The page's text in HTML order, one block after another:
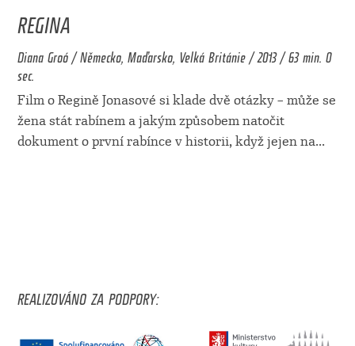
REGINA
Diana Groó / Německo, Maďarsko, Velká Británie / 2013 / 63 min. 0
sec.
Film o Regině Jonasové si klade dvě otázky – může se
žena stát rabínem a jakým způsobem natočit
dokument o první rabínce v historii, když jejen na...
REALIZOVÁNO ZA PODPORY: